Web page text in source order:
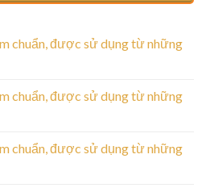
chuẩn, được sử dụng từ những
chuẩn, được sử dụng từ những
chuẩn, được sử dụng từ những